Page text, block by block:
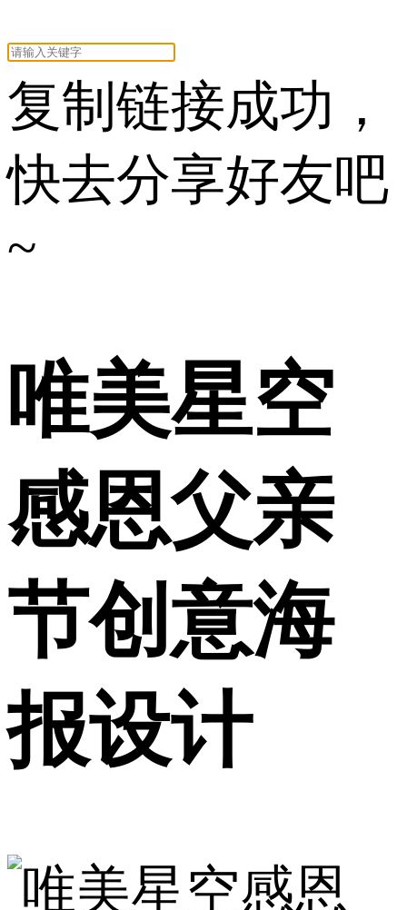
复制链接成功，
快去分享好友吧
~
唯美星空
感恩父亲
节创意海
报设计